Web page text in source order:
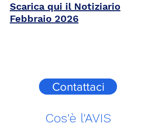
Scarica qui il Notiziario
Febbraio 2026
Contattaci
Cos'è l'AVIS